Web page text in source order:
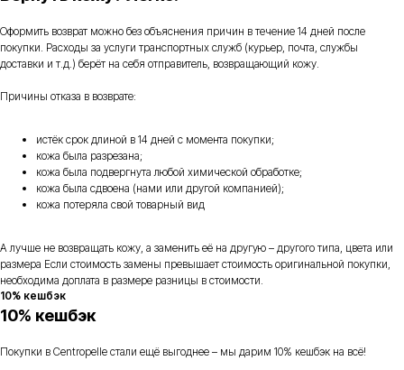
Оформить возврат можно без объяснения причин в течение 14 дней после
покупки. Расходы за услуги транспортных служб (курьер, почта, службы
доставки и т.д.) берёт на себя отправитель, возвращающий кожу.
Причины отказа в возврате:
истёк срок длиной в 14 дней с момента покупки;
кожа была разрезана;
кожа была подвергнута любой химической обработке;
кожа была сдвоена (нами или другой компанией);
кожа потеряла свой товарный вид
А лучше не возвращать кожу, а заменить её на другую – другого типа, цвета или
размера Если стоимость замены превышает стоимость оригинальной покупки,
необходима доплата в размере разницы в стоимости.
10% кешбэк
10% кешбэк
Покупки в Centropelle стали ещё выгоднее – мы дарим 10% кешбэк на всё!